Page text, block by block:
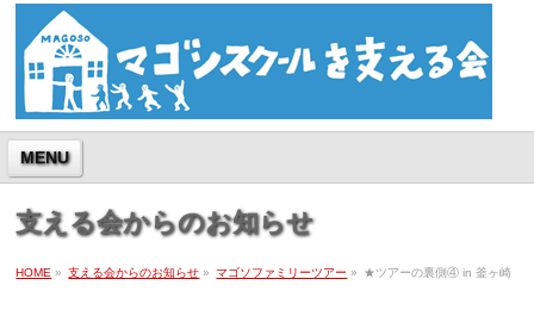
MENU
支える会からのお知らせ
HOME » 支える会からのお知らせ » マゴソファミリーツアー » ★ツアーの裏側④ in 釜ヶ崎